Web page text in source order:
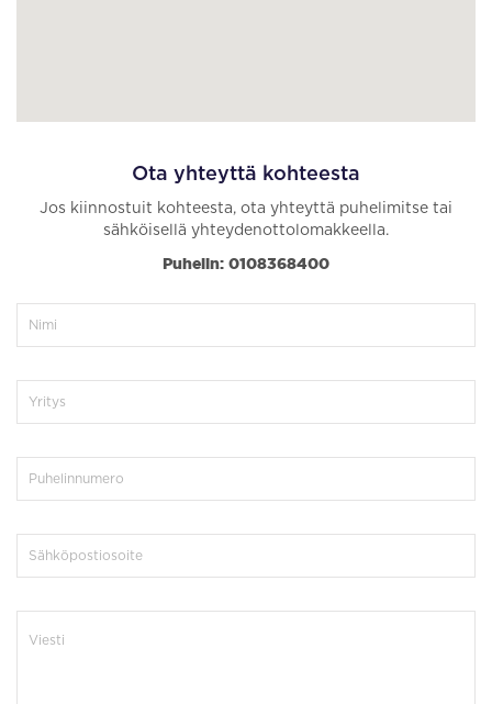
Ota yhteyttä kohteesta
Jos kiinnostuit kohteesta, ota yhteyttä puhelimitse tai
sähköisellä yhteydenottolomakkeella.
Puhelin: 0108368400